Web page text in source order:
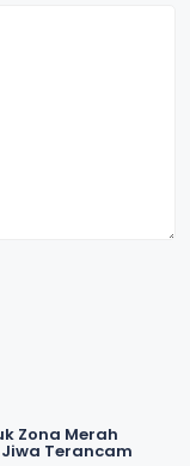
Zona Merah
Jiwa Terancam